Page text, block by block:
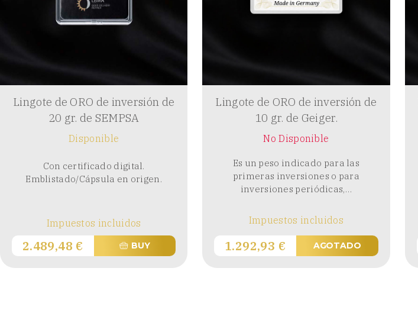
Lingote de ORO de inversión de
20 gr. de SEMPSA
Disponible
Con certificado digital.
Emblistado/Cápsula en origen.
Impuestos incluidos
2.489,48 € BUY
Lingote de ORO de inversión de
10 gr. de Geiger.
No Disponible
Es un peso indicado para las
primeras inversiones o para
inversiones periódicas,…
Impuestos incluidos
1.292,93 € AGOTADO